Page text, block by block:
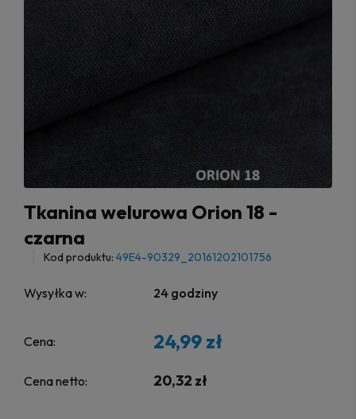
Tkanina welurowa Orion 18 -
czarna
Kod produktu: 49E4-90329_20161202101756
Wysyłka w: 24 godziny
Cena: 24,99 zł
Cena netto: 20,32 zł